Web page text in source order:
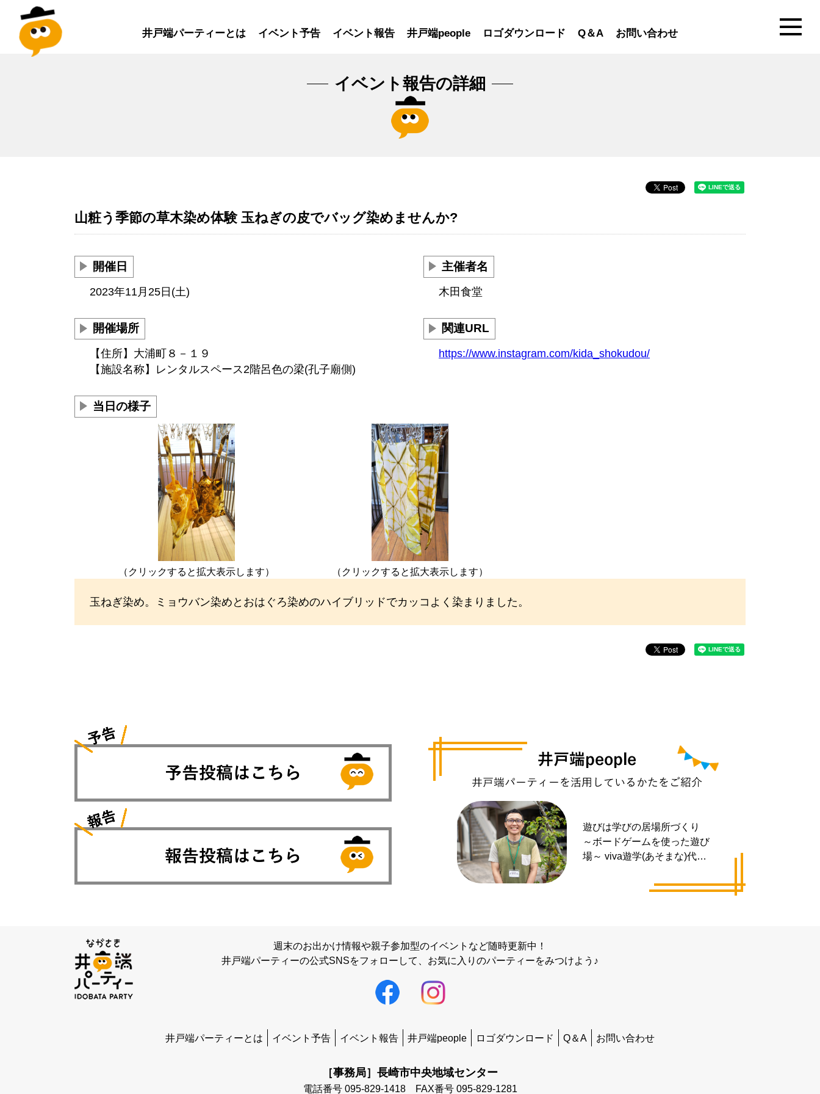
井戸端パーティーとは イベント予告 イベント報告 井戸端people ロゴダウンロード Q＆A お問い合わせ
イベント報告の詳細
山粧う季節の草木染め体験 玉ねぎの皮でバッグ染めませんか?
開催日
2023年11月25日(土)
開催場所
【住所】大浦町８－１９
【施設名称】レンタルスペース2階呂色の梁(孔子廟側)
主催者名
木田食堂
関連URL
https://www.instagram.com/kida_shokudou/
当日の様子
（クリックすると拡大表示します） （クリックすると拡大表示します）
玉ねぎ染め。ミョウバン染めとおはぐろ染めのハイブリッドでカッコよく染まりました。
遊びは学びの居場所づくり
～ボードゲームを使った遊び
場～ viva遊学(あそまな)代表
週末のお出かけ情報や親子参加型のイベントなど随時更新中！
井戸端パーティーの公式SNSをフォローして、
お気に入りのパーティーをみつけよう♪
井戸端パーティーとは イベント予告 イベント報告 井戸端people ロゴダウンロード Q＆A お問い合わせ
［事務局］長崎市中央地域センター
電話番号 095-829-1418 FAX番号 095-829-1281